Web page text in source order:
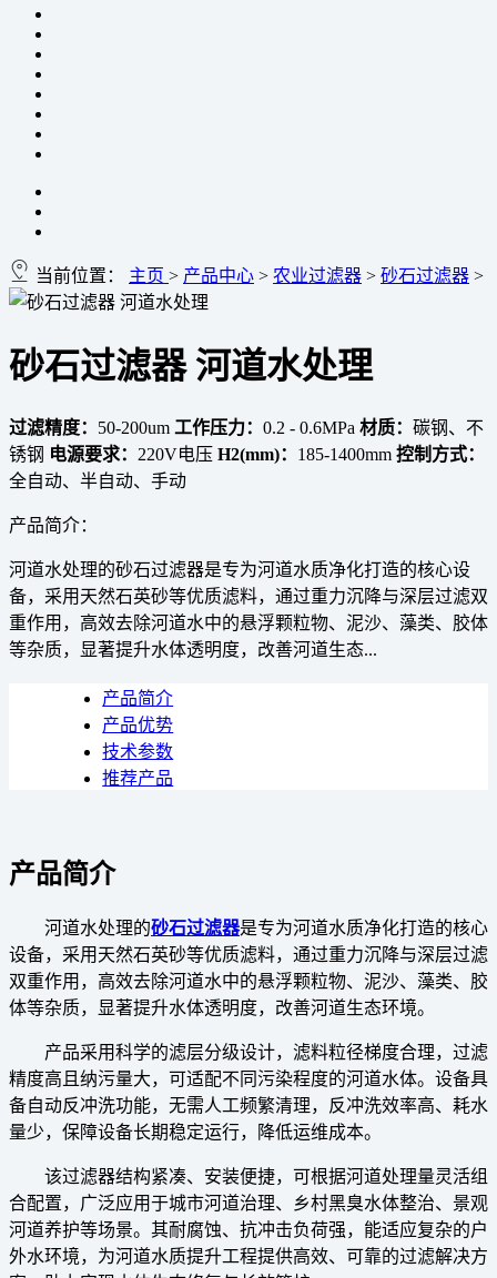
当前位置： 主页 > 产品中心 > 农业过滤器 > 砂石过滤器 >
砂石过滤器 河道水处理
过滤精度： 50-200um 工作压力： 0.2 - 0.6MPa 材质： 碳钢、不
锈钢 电源要求： 220V电压 H2(mm)： 185-1400mm 控制方式：
全自动、半自动、手动
产品简介：
河道水处理的砂石过滤器是专为河道水质净化打造的核心设
备，采用天然石英砂等优质滤料，通过重力沉降与深层过滤双
重作用，高效去除河道水中的悬浮颗粒物、泥沙、藻类、胶体
等杂质，显著提升水体透明度，改善河道生态...
产品简介
产品优势
技术参数
推荐产品
产品简介
河道水处理的砂石过滤器是专为河道水质净化打造的核心
设备，采用天然石英砂等优质滤料，通过重力沉降与深层过滤
双重作用，高效去除河道水中的悬浮颗粒物、泥沙、藻类、胶
体等杂质，显著提升水体透明度，改善河道生态环境。
产品采用科学的滤层分级设计，滤料粒径梯度合理，过滤
精度高且纳污量大，可适配不同污染程度的河道水体。设备具
备自动反冲洗功能，无需人工频繁清理，反冲洗效率高、耗水
量少，保障设备长期稳定运行，降低运维成本。
该过滤器结构紧凑、安装便捷，可根据河道处理量灵活组
合配置，广泛应用于城市河道治理、乡村黑臭水体整治、景观
河道养护等场景。其耐腐蚀、抗冲击负荷强，能适应复杂的户
外水环境，为河道水质提升工程提供高效、可靠的过滤解决方